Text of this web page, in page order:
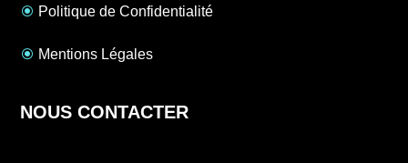
Politique de Confidentialité
Mentions Légales
NOUS CONTACTER